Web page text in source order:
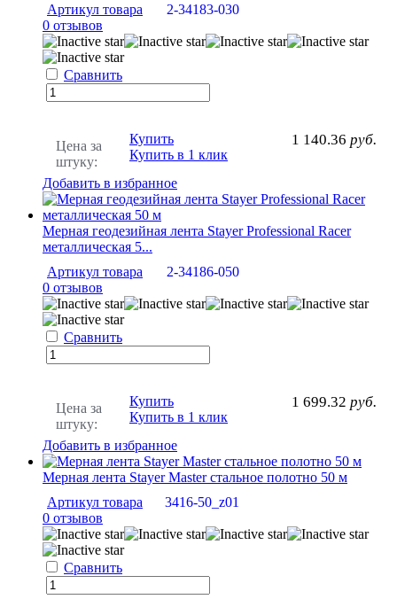
Артикул товара
2-34183-030
0 отзывов
Сравнить
Цена за
штуку:
1 140.36 руб.
Купить
Купить в 1 клик
Добавить в избранное
Мерная геодезийная лента Stayer Professional Racer
металлическая 5...
Артикул товара
2-34186-050
0 отзывов
Сравнить
Цена за
штуку:
1 699.32 руб.
Купить
Купить в 1 клик
Добавить в избранное
Мерная лента Stayer Master стальное полотно 50 м
Артикул товара
3416-50_z01
0 отзывов
Сравнить